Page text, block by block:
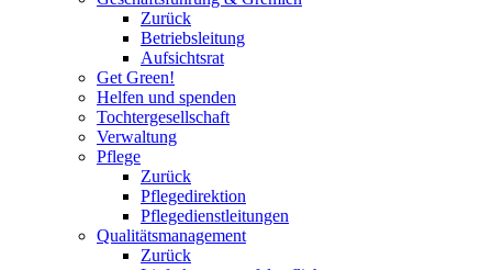
Zurück
Betriebsleitung
Aufsichtsrat
Get Green!
Helfen und spenden
Tochtergesellschaft
Verwaltung
Pflege
Zurück
Pflegedirektion
Pflegedienstleitungen
Qualitätsmanagement
Zurück